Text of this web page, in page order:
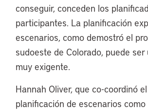
conseguir, conceden los
participantes. La planificación
escenarios, como demostró el
sudoeste de Colorado, puede ser
muy exigente.
Hannah Oliver, que co-coordinó
planificación de escenarios